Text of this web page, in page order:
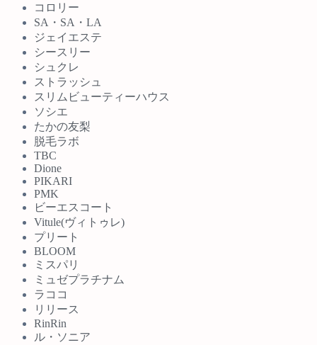
コロリー
SA・SA・LA
ジェイエステ
シースリー
シュクレ
ストラッシュ
スリムビューティーハウス
ソシエ
たかの友梨
脱毛ラボ
TBC
Dione
PIKARI
PMK
ビーエスコート
Vitule(ヴィトゥレ)
プリート
BLOOM
ミスパリ
ミュゼプラチナム
ラココ
リリース
RinRin
ル・ソニア